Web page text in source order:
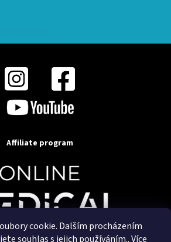
cookie. Dalším procházením
souhlas s jejich používáním.. Více
Affiliate program
OnlineMedical.cz. Všechna práva